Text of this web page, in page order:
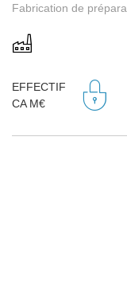
Fabrication de
EFFECTIF
CA M€